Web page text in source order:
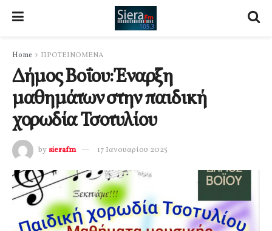
Home ΠΡΟΤΕΙΝΟΜΕΝΑ
Δήμος Βοΐου: Έναρξη
μαθημάτων στην παιδική
χορωδία Τσοτυλίου
by sierafm 17 Ιανουαρίου 2025